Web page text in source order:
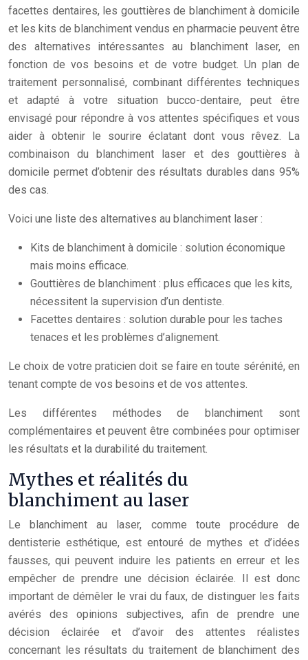
facettes dentaires, les gouttières de blanchiment à domicile
et les kits de blanchiment vendus en pharmacie peuvent être
des alternatives intéressantes au blanchiment laser, en
fonction de vos besoins et de votre budget. Un plan de
traitement personnalisé, combinant différentes techniques
et adapté à votre situation bucco-dentaire, peut être
envisagé pour répondre à vos attentes spécifiques et vous
aider à obtenir le sourire éclatant dont vous rêvez. La
combinaison du blanchiment laser et des gouttières à
domicile permet d’obtenir des résultats durables dans 95%
des cas.
Voici une liste des alternatives au blanchiment laser :
Kits de blanchiment à domicile : solution économique
mais moins efficace.
Gouttières de blanchiment : plus efficaces que les kits,
nécessitent la supervision d’un dentiste.
Facettes dentaires : solution durable pour les taches
tenaces et les problèmes d’alignement.
Le choix de votre praticien doit se faire en toute sérénité, en
tenant compte de vos besoins et de vos attentes.
Les différentes méthodes de blanchiment sont
complémentaires et peuvent être combinées pour optimiser
les résultats et la durabilité du traitement.
Mythes et réalités du
blanchiment au laser
Le blanchiment au laser, comme toute procédure de
dentisterie esthétique, est entouré de mythes et d’idées
fausses, qui peuvent induire les patients en erreur et les
empêcher de prendre une décision éclairée. Il est donc
important de démêler le vrai du faux, de distinguer les faits
avérés des opinions subjectives, afin de prendre une
décision éclairée et d’avoir des attentes réalistes
concernant les résultats du traitement de blanchiment des